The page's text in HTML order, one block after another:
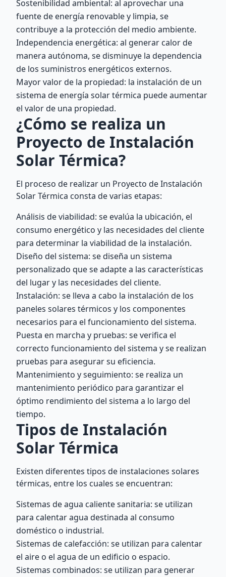
Sostenibilidad ambiental: al aprovechar una
fuente de energía renovable y limpia, se
contribuye a la protección del medio ambiente.
Independencia energética: al generar calor de
manera autónoma, se disminuye la dependencia
de los suministros energéticos externos.
Mayor valor de la propiedad: la instalación de un
sistema de energía solar térmica puede aumentar
el valor de una propiedad.
¿Cómo se realiza un
Proyecto de Instalación
Solar Térmica?
El proceso de realizar un Proyecto de Instalación
Solar Térmica consta de varias etapas:
Análisis de viabilidad: se evalúa la ubicación, el
consumo energético y las necesidades del cliente
para determinar la viabilidad de la instalación.
Diseño del sistema: se diseña un sistema
personalizado que se adapte a las características
del lugar y las necesidades del cliente.
Instalación: se lleva a cabo la instalación de los
paneles solares térmicos y los componentes
necesarios para el funcionamiento del sistema.
Puesta en marcha y pruebas: se verifica el
correcto funcionamiento del sistema y se realizan
pruebas para asegurar su eficiencia.
Mantenimiento y seguimiento: se realiza un
mantenimiento periódico para garantizar el
óptimo rendimiento del sistema a lo largo del
tiempo.
Tipos de Instalación
Solar Térmica
Existen diferentes tipos de instalaciones solares
térmicas, entre los cuales se encuentran:
Sistemas de agua caliente sanitaria: se utilizan
para calentar agua destinada al consumo
doméstico o industrial.
Sistemas de calefacción: se utilizan para calentar
el aire o el agua de un edificio o espacio.
Sistemas combinados: se utilizan para generar